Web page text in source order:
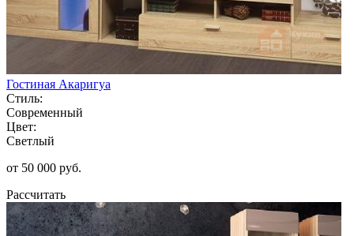
Гостиная Акаригуа
Стиль:
Современный
Цвет:
Светлый
от 50 000 руб.
Рассчитать